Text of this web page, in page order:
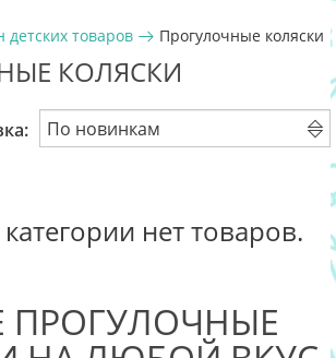
товаров Прогулочные коляски
КОЛЯСКИ
нет товаров.
ПРОГУЛОЧНЫЕ